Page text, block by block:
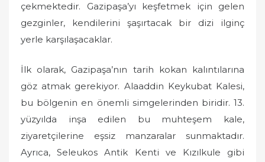
çekmektedir. Gazipaşa’yı keşfetmek için gelen
gezginler, kendilerini şaşırtacak bir dizi ilginç
yerle karşılaşacaklar.
İlk olarak, Gazipaşa’nın tarih kokan kalıntılarına
göz atmak gerekiyor. Alaaddin Keykubat Kalesi,
bu bölgenin en önemli simgelerinden biridir. 13.
yüzyılda inşa edilen bu muhteşem kale,
ziyaretçilerine eşsiz manzaralar sunmaktadır.
Ayrıca, Seleukos Antik Kenti ve Kızılkule gibi